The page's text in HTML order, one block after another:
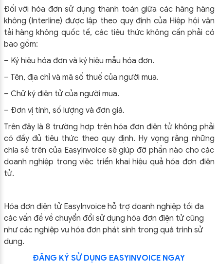
Đối với hóa đơn sử dụng thanh toán giữa các hãng hàng
không (Interline) được lập theo quy định của Hiệp hội vận
tải hàng không quốc tế, các tiêu thức không cần phải có
bao gồm:
– Ký hiệu hóa đơn và ký hiệu mẫu hóa đơn.
– Tên, địa chỉ và mã số thuế của người mua.
– Chữ ký điện tử của người mua.
– Đơn vị tính, số lượng và đơn giá.
Trên đây là 8 trường hợp trên hóa đơn điện tử không phải
có đầy đủ tiêu thức theo quy định. Hy vọng rằng những
chia sẻ trên của EasyInvoice sẽ giúp đỡ phần nào cho các
doanh nghiệp trong việc triển khai hiệu quả hóa đơn điện
tử.
Hóa đơn điện tử EasyInvoice hỗ trợ doanh nghiệp tối đa
các vấn đề về chuyển đổi sử dụng hóa đơn điện tử cũng
như các nghiệp vụ hóa đơn phát sinh trong quá trình sử
dụng.
ĐĂNG KÝ SỬ DỤNG EASYINVOICE NGAY